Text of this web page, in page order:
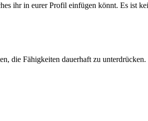
ihr in eurer Profil einfügen könnt. Es ist
die Fähigkeiten dauerhaft zu unterdrücken.